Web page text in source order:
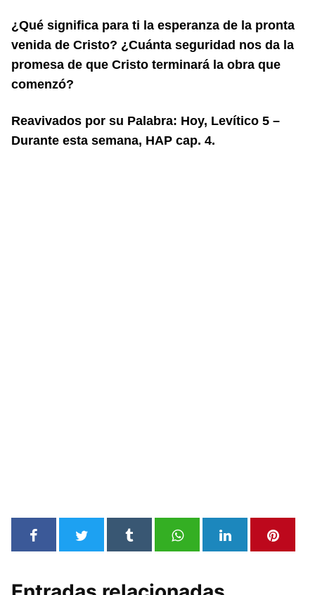
¿Qué significa para ti la esperanza de la pronta
venida de Cristo? ¿Cuánta seguridad nos da la
promesa de que Cristo terminará la obra que
comenzó?
Reavivados por su Palabra: Hoy, Levítico 5 –
Durante esta semana, HAP cap. 4.